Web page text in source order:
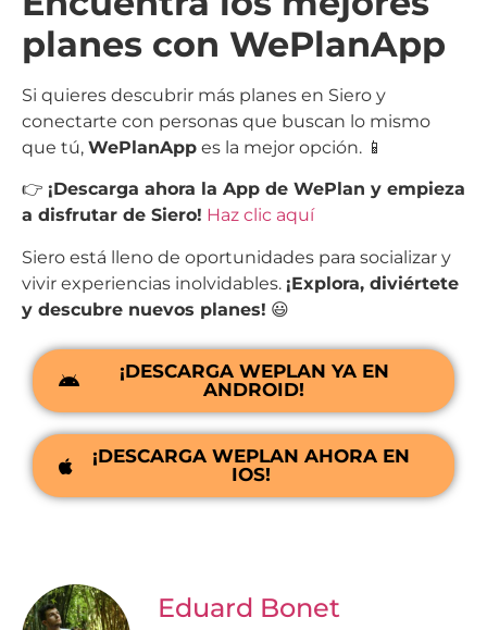
planes con WePlanApp
Si quieres descubrir más planes en Siero y
conectarte con personas que buscan lo mismo
que tú, WePlanApp es la mejor opción. 📱
👉 ¡Descarga ahora la App de WePlan y empieza
a disfrutar de Siero! Haz clic aquí
Siero está lleno de oportunidades para socializar y
vivir experiencias inolvidables. ¡Explora, diviértete
y descubre nuevos planes! 😃
¡DESCARGA WEPLAN YA EN
ANDROID!
¡DESCARGA WEPLAN AHORA EN
IOS!
Eduard Bonet